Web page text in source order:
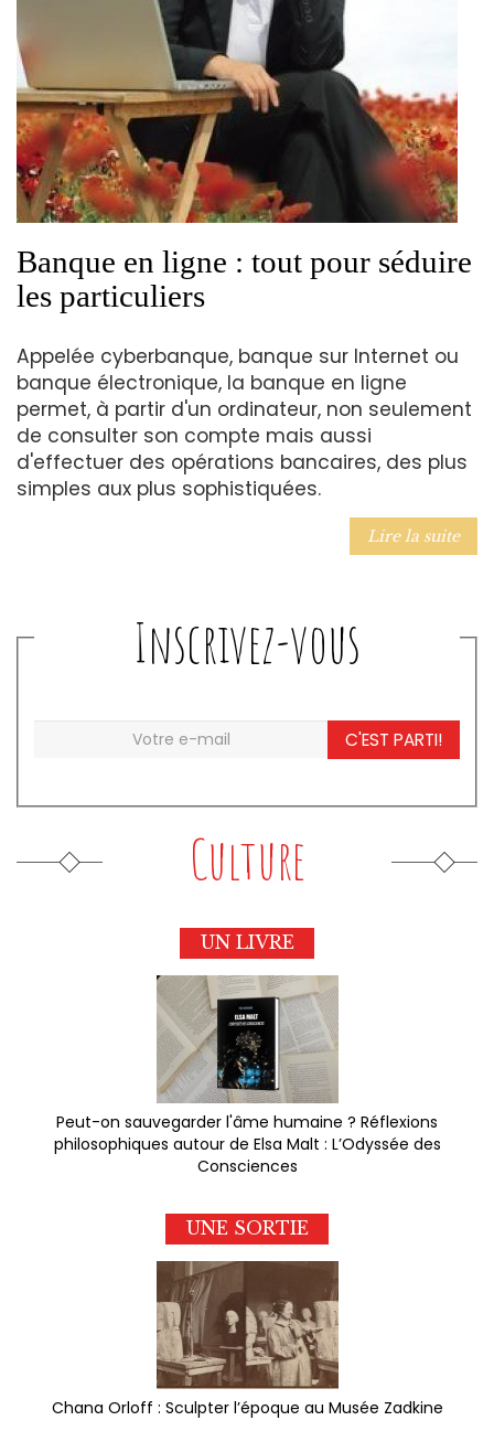
Banque en ligne : tout pour séduire
les particuliers
Appelée cyberbanque, banque sur Internet ou
banque électronique, la banque en ligne
permet, à partir d'un ordinateur, non seulement
de consulter son compte mais aussi
d'effectuer des opérations bancaires, des plus
simples aux plus sophistiquées.
Lire la suite
Inscrivez-vous
C'EST PARTI!
Culture
UN LIVRE
Peut-on sauvegarder l'âme humaine ? Réflexions
philosophiques autour de Elsa Malt : L’Odyssée des
Consciences
UNE SORTIE
Chana Orloff : Sculpter l’époque au Musée Zadkine